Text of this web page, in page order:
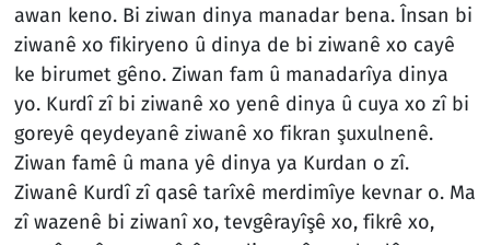
awan keno. Bi ziwan dinya manadar bena. Însan bi
ziwanê xo fikiryeno û dinya de bi ziwanê xo cayê
ke birumet gêno. Ziwan fam û manadarîya dinya
yo. Kurdî zî bi ziwanê xo yenê dinya û cuya xo zî bi
goreyê qeydeyanê ziwanê xo fikran şuxulnenê.
Ziwan famê û mana yê dinya ya Kurdan o zî.
Ziwanê Kurdî zî qasê tarîxê merdimîye kevnar o. Ma
zî wazenê bi ziwanî xo, tevgêrayîşê xo, fikrê xo,